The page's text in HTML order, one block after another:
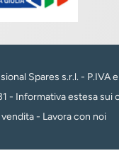
Spares s.r.l. - P.IVA e
- Informativa estesa sui
- Lavora con noi